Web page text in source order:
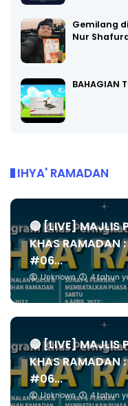
Gemilang
Nur
BAHAGIAN
IHYA' RAMADAN
🔴 [LIVE] MAJLIS
KHAS RAMADAN
#06...
Unknown 4 tahun
🔴 [LIVE] MAJLIS
KHAS RAMADAN
#06...
Unknown 4 tahun